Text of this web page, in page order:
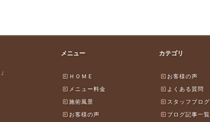
メニュー
ＨＯＭＥ
メニュー料金
施術風景
お客様の声
カテゴリ
お客様の声
よくある質問
スタッフブログ
ブログ記事一覧